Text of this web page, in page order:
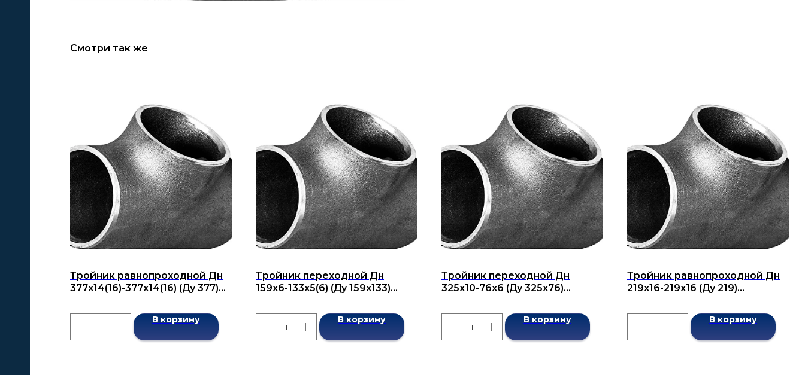
Смотри так же
Тройник равнопроходной Дн
377x14(16)-377x14(16) (Ду 377)
В корзину
Тройник переходной Дн
159x6-133x5(6) (Ду 159x133)
В корзину
Тройник переходной Дн
325х10-76х6 (Ду 325х76)
В корзину
Тройник равнопроходной Дн
219x16-219x16 (Ду 219)
В корзину